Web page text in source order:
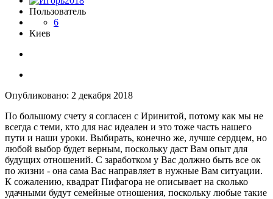
Пользователь
6
Киев
Опубликовано: 2 декабря 2018
По большому счету я согласен с Иринитой, потому как мы не
всегда с теми, кто для нас идеален и это тоже часть нашего
пути и наши уроки. Выбирать, конечно же, лучше сердцем, но
любой выбор будет верным, поскольку даст Вам опыт для
будущих отношений. С заработком у Вас должно быть все ок
по жизни - она сама Вас направляет в нужные Вам ситуации.
К сожалению, квадрат Пифагора не описывает на сколько
удачными будут семейные отношения, поскольку любые такие